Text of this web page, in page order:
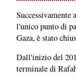
l'unico punto di
Gaza, è stato
Dall'inizio del
terminale di